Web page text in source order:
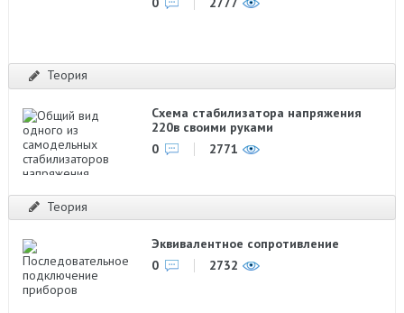
Теория
Схема стабилизатора напряжения
220в своими руками
0
2771
Теория
Эквивалентное сопротивление
0
2732